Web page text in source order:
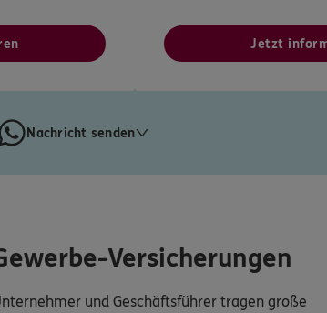
Jetzt
Nachricht senden
Versicherungen
und Geschäftsführer tragen große